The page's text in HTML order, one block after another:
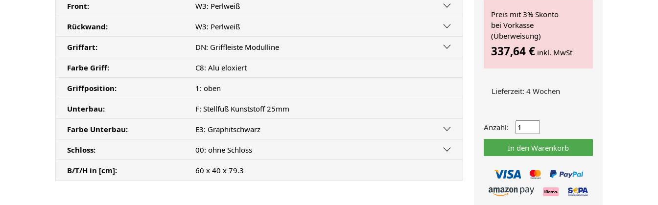
Front: W3: Perlweiß
Rückwand: W3: Perlweiß
Griffart: DN: Griffleiste Modulline
Farbe Griff: C8: Alu eloxiert
Griffposition: 1: oben
Unterbau: F: Stellfuß Kunststoff 25mm
Farbe Unterbau: E3: Graphitschwarz
Schloss: 00: ohne Schloss
B/T/H in [cm]: 60 x 40 x 79.3
Preis mit 3% Skonto
bei Vorkasse
(Überweisung)
337,64 € inkl. MwSt
Lieferzeit: 4 Wochen
Anzahl:
In den Warenkorb